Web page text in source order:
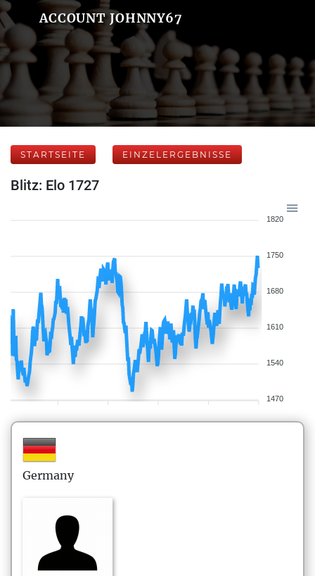
ACCOUNT JOHNNY67
STARTSEITE EINZELERGEBNISSE
Blitz: Elo 1727
1820
1750
1680
1610
1540
1470
Germany